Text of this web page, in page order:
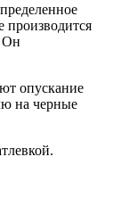
производится
Он
опускание
на черные